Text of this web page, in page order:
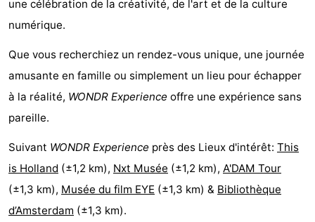
Canaux
Coffeeshops
Capitale
homosexuelle
Quartier
rouge
Histoire
de
Places
une célébration de la créativité, de l'art et de la culture
numérique.
Que vous recherchiez un rendez-vous unique, une journée
amusante en famille ou simplement un lieu pour échapper
à la réalité, WONDR Experience offre une expérience sans
pareille.
Suivant WONDR Experience près des Lieux d'intérêt: This
is Holland (±1,2 km), Nxt Musée (±1,2 km), A'DAM Tour
(±1,3 km), Musée du film EYE (±1,3 km) & Bibliothèque
d’Amsterdam (±1,3 km).